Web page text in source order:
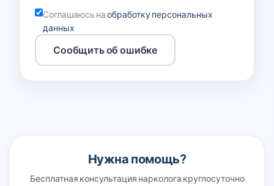
Соглашаюсь наобработку персональных
данных
Сообщить об ошибке
Нужна помощь?
Бесплатная консультация нарколога круглосуточно